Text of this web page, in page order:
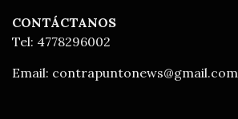
CONTÁCTANOS
Tel: 4778296002
Email: contrapuntonews@gmail.com